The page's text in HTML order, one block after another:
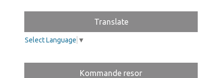
Translate
Select Language ▼
Kommande resor